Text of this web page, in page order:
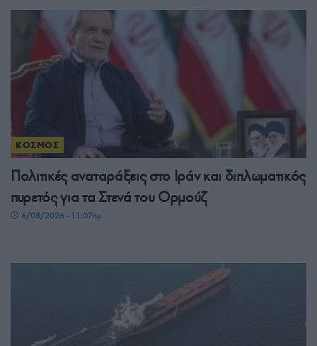
ΚΟΣΜΟΣ
Πολιτικές αναταράξεις στο Ιράν και διπλωματικός
πυρετός για τα Στενά του Ορμούζ
6/08/2026 - 11:07πμ